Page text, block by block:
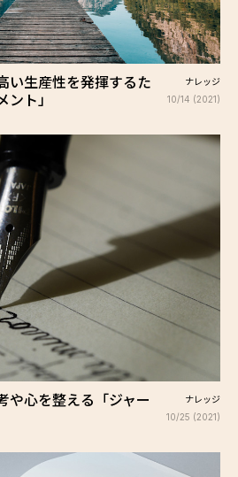
い生産性を発揮するた
ト」
ナレッジ
10/14 (2021)
や心を整える「ジャー
ナレッジ
10/25 (2021)